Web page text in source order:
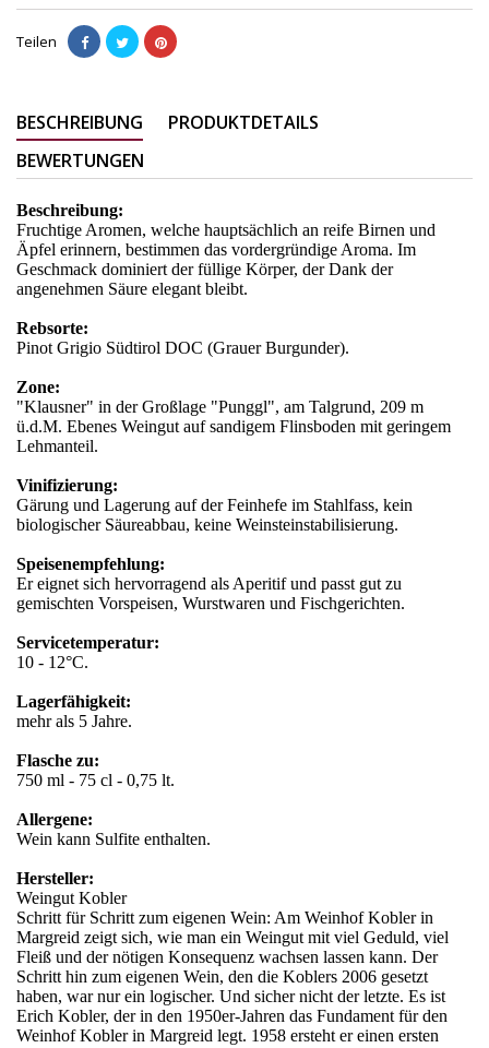
Teilen
BESCHREIBUNG
PRODUKTDETAILS
BEWERTUNGEN
Beschreibung:
Fruchtige Aromen, welche hauptsächlich an reife Birnen und
Äpfel erinnern, bestimmen das vordergründige Aroma. Im
Geschmack dominiert der füllige Körper, der Dank der
angenehmen Säure elegant bleibt.
Rebsorte:
Pinot Grigio Südtirol DOC (Grauer Burgunder).
Zone:
"Klausner" in der Großlage "Punggl", am Talgrund, 209 m
ü.d.M. Ebenes Weingut auf sandigem Flinsboden mit geringem
Lehmanteil.
Vinifizierung:
Gärung und Lagerung auf der Feinhefe im Stahlfass, kein
biologischer Säureabbau, keine Weinsteinstabilisierung.
Speisenempfehlung:
Er eignet sich hervorragend als Aperitif und passt gut zu
gemischten Vorspeisen, Wurstwaren und Fischgerichten.
Servicetemperatur:
10 - 12°C.
Lagerfähigkeit:
mehr als 5 Jahre.
Flasche zu:
750 ml - 75 cl - 0,75 lt.
Allergene:
Wein kann Sulfite enthalten.
Hersteller:
Weingut Kobler
Schritt für Schritt zum eigenen Wein: Am Weinhof Kobler in
Margreid zeigt sich, wie man ein Weingut mit viel Geduld, viel
Fleiß und der nötigen Konsequenz wachsen lassen kann. Der
Schritt hin zum eigenen Wein, den die Koblers 2006 gesetzt
haben, war nur ein logischer. Und sicher nicht der letzte. Es ist
Erich Kobler, der in den 1950er-Jahren das Fundament für den
Weinhof Kobler in Margreid legt. 1958 ersteht er einen ersten